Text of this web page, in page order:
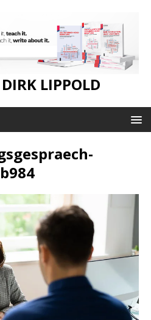
LIPPOLD